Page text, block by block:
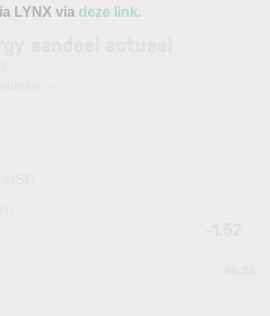
LYNX via deze link.